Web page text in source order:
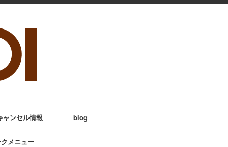
ャンセル情報 blog
クメニュー